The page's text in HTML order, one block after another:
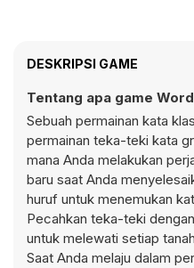
DESKRIPSI GAME
Tentang apa game
Sebuah permainan kata
permainan teka-teki kata
mana Anda melakukan
baru saat Anda
huruf untuk menemukan
Pecahkan teka-teki
untuk melewati setiap
Saat Anda melaju dalam